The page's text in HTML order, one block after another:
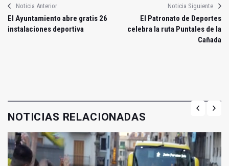
Noticia Anterior
El Ayuntamiento abre gratis 26
instalaciones deportiva
Noticia Siguiente
El Patronato de Deportes
celebra la ruta Puntales de la
Cañada
NOTICIAS RELACIONADAS